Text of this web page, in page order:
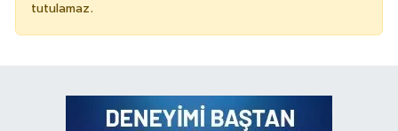
tutulamaz.